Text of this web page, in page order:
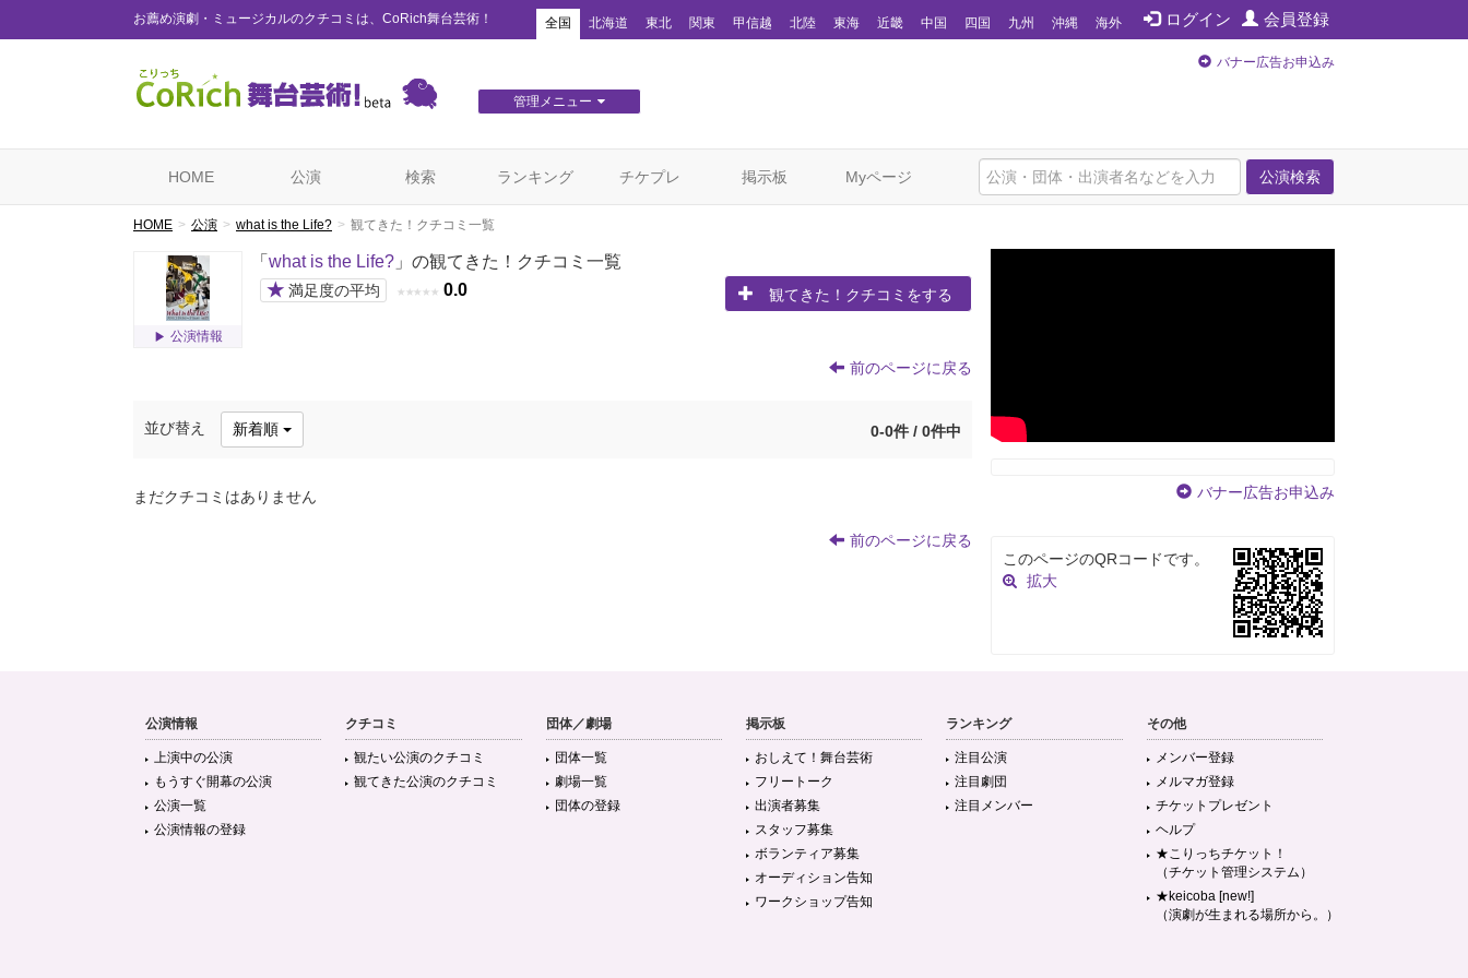
お薦め演劇・ミュージカルのクチコミは、CoRich舞台芸術！ ログイン 会員登録
全国 北海道 東北 関東 甲信越 北陸 東海 近畿 中国 四国 九州 沖縄 海外
管理メニュー
バナー広告お申込み
公演検索
HOME 公演 検索 ランキング チケプレ 掲示板 Myページ
HOME 公演 what is the Life? 観てきた！クチコミ一覧
公演情報
「 what is the Life? 」の観てきた！クチコミ一覧
★ 満足度の平均 ★ ★ ★ ★ ★ 0.0 観てきた！クチコミをする
前のページに戻る
並び替え 新着順 0-0件 / 0件中
まだクチコミはありません
前のページに戻る
バナー広告お申込み
このページのQRコードです。
拡大
公演情報
上演中の公演
もうすぐ開幕の公演
公演一覧
公演情報の登録
クチコミ
観たい公演のクチコミ
観てきた公演のクチコミ
団体／劇場
団体一覧
劇場一覧
団体の登録
掲示板
おしえて！舞台芸術
フリートーク
出演者募集
スタッフ募集
ボランティア募集
オーディション告知
ワークショップ告知
ランキング
注目公演
注目劇団
注目メンバー
その他
メンバー登録
メルマガ登録
チケットプレゼント
ヘルプ
★こりっちチケット！
（チケット管理システム）
★keicoba [new!]
（演劇が生まれる場所から。）